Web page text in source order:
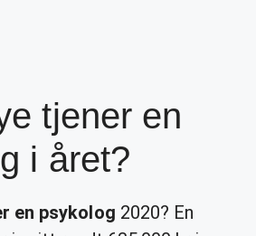
tjener en
i året?
en psykolog 2020? En